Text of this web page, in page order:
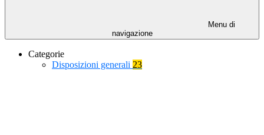
Menu di
navigazione
Categorie
Disposizioni generali 23